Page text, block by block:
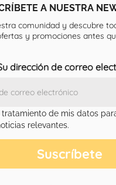
A NUESTRA
comunidad y descubre
y promociones antes
dirección de correo
tratamiento de mis datos
relevantes.